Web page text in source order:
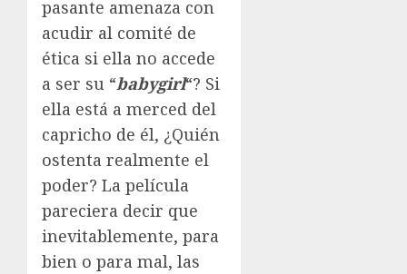
pasante amenaza con
acudir al comité de
ética si ella no accede
a ser su “babygirl“? Si
ella está a merced del
capricho de él, ¿Quién
ostenta realmente el
poder? La película
pareciera decir que
inevitablemente, para
bien o para mal, las